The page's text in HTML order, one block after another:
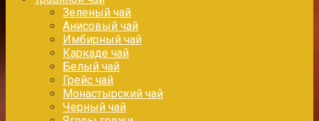
Зеленый чай
Анисовый чай
Имбирный чай
Каркаде чай
Белый чай
Грейс чай
Монастырский чай
Черный чай